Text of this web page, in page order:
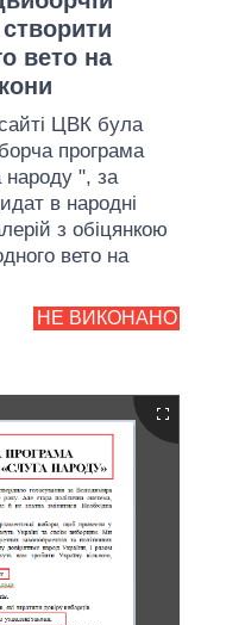
вето на
ЦВК була
програма
народу ", за
в народні
з обіцянкою
вето на
НЕ ВИКОНАНО